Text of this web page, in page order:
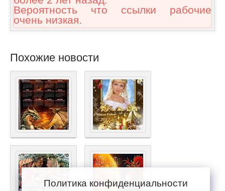
Вероятность что ссылки рабочие
очень низкая.
Похожие новости
Политика конфиденциальности